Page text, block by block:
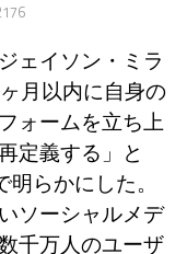
ェイソン・ミラ
月以内に自身の
ォームを立ち上
定義する」と
らかにした。
ソーシャルメデ
千万人のユーザ